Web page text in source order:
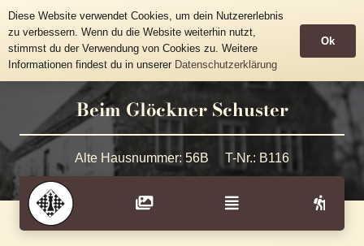
Historische Häusertafeln
Gemeinde Grünhainichen
Beim Glöckner Schuster
Alte Hausnummer:56B T-Nr.: B116
Diese Website verwendet Cookies, um dein Nutzererlebnis
zu verbessern. Wenn du die Website weiterhin nutzt,
stimmst du der Verwendung von Cookies zu. Weitere
Informationen findest du in unserer Datenschutzerklärung
Ok